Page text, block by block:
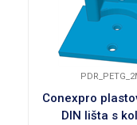
Conexpro
DIN lišta s